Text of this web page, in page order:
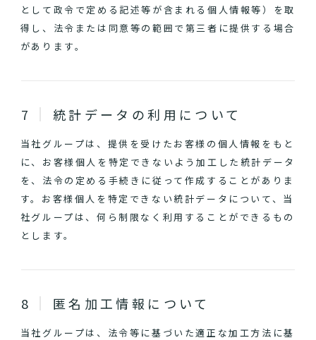
として政令で定める記述等が含まれる個人情報等）を取
得し、法令または同意等の範囲で第三者に提供する場合
があります。
統計データの利用について
当社グループは、提供を受けたお客様の個人情報をもと
に、お客様個人を特定できないよう加工した統計データ
を、法令の定める手続きに従って作成することがありま
す。お客様個人を特定できない統計データについて、当
社グループは、何ら制限なく利用することができるもの
とします。
匿名加工情報について
当社グループは、法令等に基づいた適正な加工方法に基